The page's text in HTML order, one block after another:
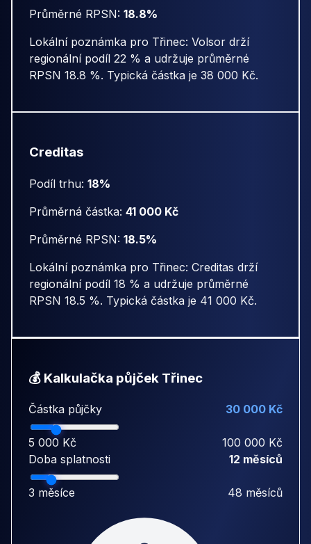
Průměrné RPSN: 18.8%
Lokální poznámka pro Třinec: Volsor drží
regionální podíl 22 % a udržuje průměrné
RPSN 18.8 %. Typická částka je 38 000 Kč.
Creditas
Podíl trhu: 18%
Průměrná částka: 41 000 Kč
Průměrné RPSN: 18.5%
Lokální poznámka pro Třinec: Creditas drží
regionální podíl 18 % a udržuje průměrné
RPSN 18.5 %. Typická částka je 41 000 Kč.
💰 Kalkulačka půjček Třinec
Částka půjčky 30 000 Kč
5 000 Kč
100 000 Kč
Doba splatnosti
12 měsíců
3 měsíce 48 měsíců